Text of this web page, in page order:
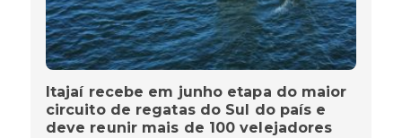
Itajaí recebe em junho etapa do maior
circuito de regatas do Sul do país e
deve reunir mais de 100 velejadores